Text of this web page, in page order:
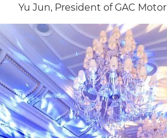
Yu Jun, President of GAC Motor